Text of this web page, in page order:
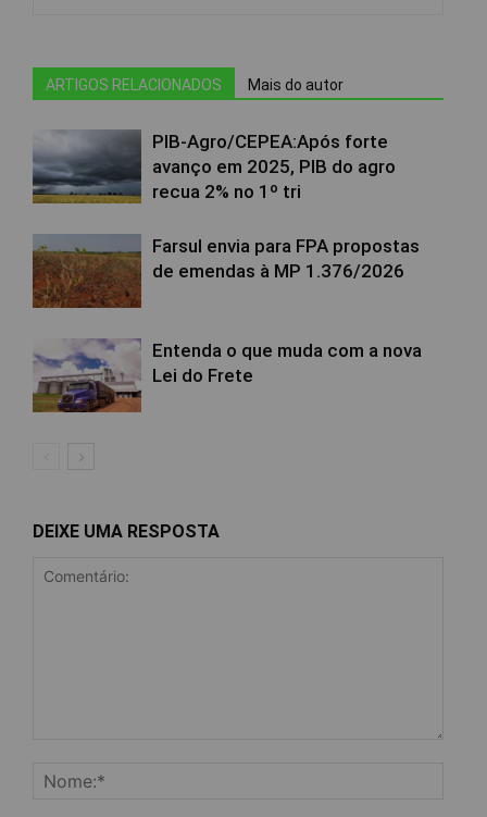
ARTIGOS RELACIONADOS Mais do autor
PIB-Agro/CEPEA:Após forte
avanço em 2025, PIB do agro
recua 2% no 1º tri
Farsul envia para FPA propostas
de emendas à MP 1.376/2026
Entenda o que muda com a nova
Lei do Frete
DEIXE UMA RESPOSTA